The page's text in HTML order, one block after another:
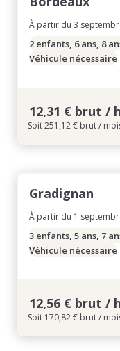
À partir du 3
2 enfants, 6 ans, 8
Véhicule nécessaire
12,31 € brut / h
Soit 251,12 € brut /
Gradignan
À partir du 1
3 enfants, 5 ans, 7
Véhicule nécessaire
12,56 € brut / h
Soit 170,82 € brut /